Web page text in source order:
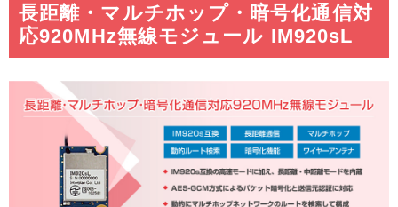
長距離・マルチホップ・暗号化通信対
応920MHz無線モジュール IM920sL